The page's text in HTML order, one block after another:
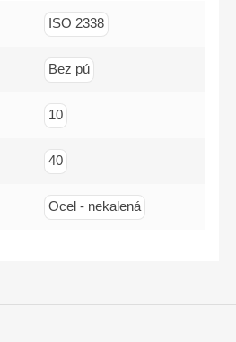
PZ1x100mm,
PZ2x125mm
ISO 2338
Bez pú
10
40
Ocel - nekalená